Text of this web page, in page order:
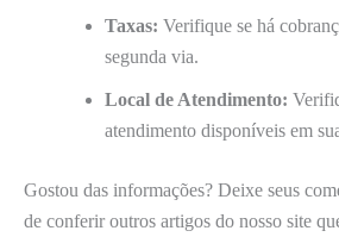
Taxas: Verifique se há
segunda via.
Local de Atendimento:
atendimento disponíveis em
Gostou das informações? Deixe seus
de conferir outros artigos do nosso site